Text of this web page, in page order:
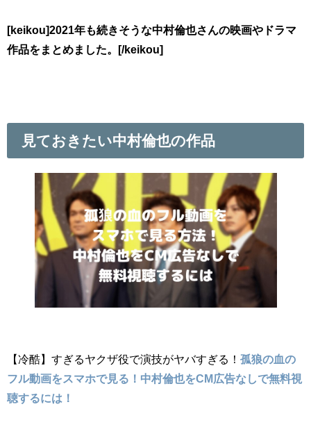
[keikou]2021年も続きそうな中村倫也さんの映画やドラマ
作品をまとめました。[/keikou]
見ておきたい中村倫也の作品
【冷酷】すぎるヤクザ役で演技がヤバすぎる！ 孤狼の血の
フル動画をスマホで見る！中村倫也をCM広告なしで無料視
聴するには！